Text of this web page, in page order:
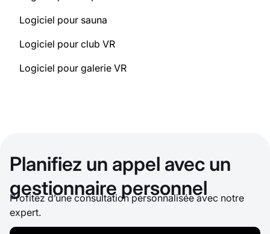
Logiciel pour sauna
Logiciel pour club VR
Logiciel pour galerie VR
Planifiez un appel avec un
gestionnaire personnel
Profitez d’une consultation personnalisée avec notre
expert.